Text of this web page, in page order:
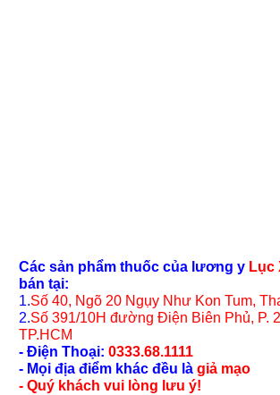
Các sản phẩm thuốc của lương y Lục
bán tại:
1.Số 40, Ngõ 20 Ngụy Như Kon Tum,
2.Số 391/10H đường Điện Biên Phủ, P.
TP.HCM
- Điện Thoại: 0333.68.1111
- Mọi địa điểm khác đều là giả mạo
- Quý khách vui lòng lưu ý!